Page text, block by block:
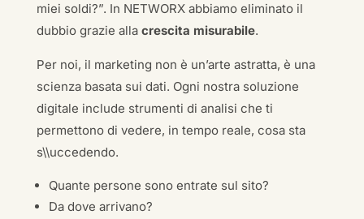
miei soldi?”. In NETWORX abbiamo eliminato il
dubbio grazie alla crescita misurabile.
Per noi, il marketing non è un’arte astratta, è una
scienza basata sui dati. Ogni nostra soluzione
digitale include strumenti di analisi che ti
permettono di vedere, in tempo reale, cosa sta
s\\uccedendo.
Quante persone sono entrate sul sito?
Da dove arrivano?